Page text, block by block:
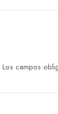
Los campos